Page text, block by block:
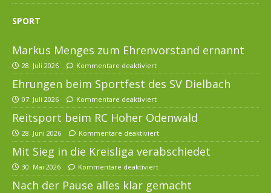
SPORT
Markus Menges zum Ehrenvorstand ernannt
28. Juli 2026 Kommentare deaktiviert
Ehrungen beim Sportfest des SV Dielbach
07. Juli 2026 Kommentare deaktiviert
Reitsport beim RC Hoher Odenwald
28. Juni 2026 Kommentare deaktiviert
Mit Sieg in die Kreisliga verabschiedet
30. Mai 2026 Kommentare deaktiviert
Nach der Pause alles klar gemacht